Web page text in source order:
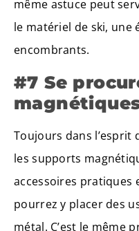
même astuce peut
le matériel de ski, une
encombrants.
#7 Se
Toujours dans l’esprit
les supports
accessoires pratiques
pourrez y placer des
métal. C’est le même